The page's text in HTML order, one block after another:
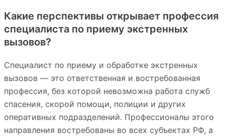
Какие перспективы открывает профессия
специалиста по приему экстренных
вызовов?
Специалист по приему и обработке экстренных
вызовов — это ответственная и востребованная
профессия, без которой невозможна работа служб
спасения, скорой помощи, полиции и других
оперативных подразделений. Профессионалы этого
направления востребованы во всех субъектах РФ, а